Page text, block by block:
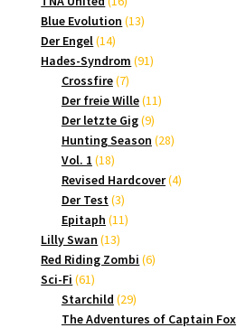
Produkte
Blue Evolution 1313
Der Engel 1414
Produkte
Hades-Syndrom 9191
Crossfire 77
Produkte
Der freie Wille 1111
Der letzte Gig 99
Produkte
Hunting Season 2828
Vol. 1 1818
Produkte
Revised Hardcover 44
Der Test 33
Produkte
Epitaph 1111
Lilly Swan 1313
Produkte
Red Riding Zombi 66
Sci-Fi 6161
Produkte
Starchild 2929
Produkte
The Adventures of Captain Fox